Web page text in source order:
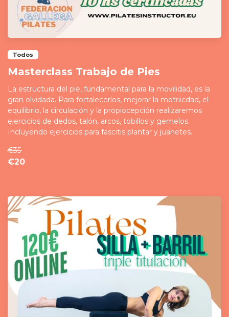
Todos
Masterclass Trabajo de Pies
​​​​​​​La estructura del pie, fundamental para la movilidad, es la
gran olvidada. Para fortalecerlos, mejorar la motriicdad, el
equilibrio, la circulación y la propiocepción realizaremos
ejercicios de dedos, talón, arcos, tobillos y gemelos.
Incluyendo ejercicios para fascitis plantar y juanetes.
€35
€20